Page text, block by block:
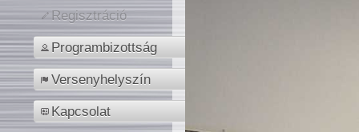
Regisztráció
Programbizottság
Versenyhelyszín
Kapcsolat